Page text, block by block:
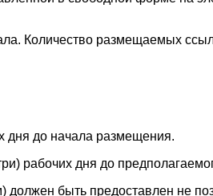
размещаемых
дня до начала размещения.
рабочих дня до
быть предоставлен не